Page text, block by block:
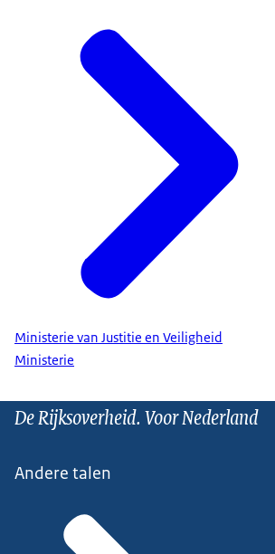
Ministerie van Justitie en Veiligheid
Ministerie
De Rijksoverheid. Voor Nederland
Andere talen